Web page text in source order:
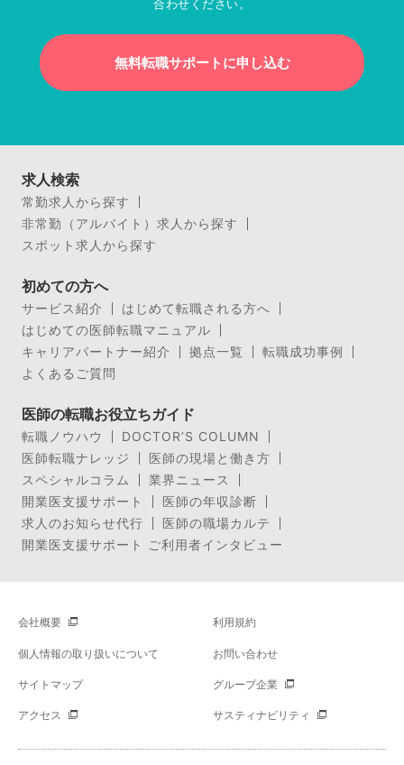
合わせください。
無料転職サポートに申し込む
求人検索
常勤求人から探す
非常勤（アルバイト）求人から探す
スポット求人から探す
初めての方へ
サービス紹介
はじめて転職される方へ
はじめての医師転職マニュアル
キャリアパートナー紹介
拠点一覧
転職成功事例
よくあるご質問
医師の転職お役立ちガイド
転職ノウハウ
DOCTOR’S COLUMN
医師転職ナレッジ
医師の現場と働き方
スペシャルコラム
業界ニュース
開業医支援サポート
医師の年収診断
求人のお知らせ代行
医師の職場カルテ
開業医支援サポート ご利用者インタビュー
会社概要 利用規約
個人情報の取り扱いについて お問い合わせ
サイトマップ グループ企業
アクセス サスティナビリティ